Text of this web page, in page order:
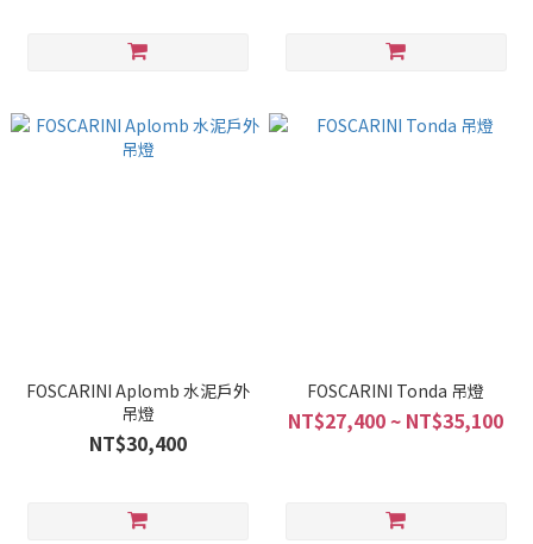
FOSCARINI Aplomb 水泥戶外
吊燈
NT$30,400
FOSCARINI Tonda 吊燈
NT$27,400 ~ NT$35,100